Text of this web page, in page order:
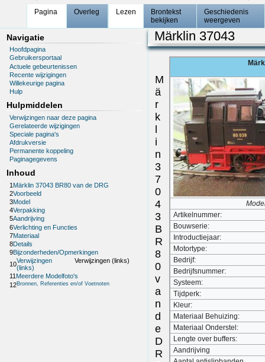
Pagina
Overleg Lezen
Brontekst
bekijken
Geschiedenis
weergeven
Navigatie
Hoofdpagina
Gebruikersportaal
Actuele gebeurtenissen
Recente wijzigingen
Willekeurige pagina
Hulp
Hulpmiddelen
Verwijzingen naar deze pagina
Gerelateerde wijzigingen
Speciale pagina's
Afdrukversie
Permanente koppeling
Paginagegevens
Inhoud
1 Märklin 37043 BR80 van de DRG
2Voorbeeld
3Model
4Verpakking
5Aandrijving
6Verlichting en Functies
7Materiaal
8Details
9Bijzonderheden/Opmerkingen
10Verwijzingen
(links)
Verwijzingen (links)
11Meerdere Modelfoto's
12Bronnen, Referenties en/of Voetnoten
Märklin 37043
Artikelnummer:
Bouwserie:
Introductiejaar:
Motortype:
Bedrijf:
Bedrijfsnummer:
Systeem:
Tijdperk:
Kleur:
Materiaal Behuizing:
Materiaal Onderstel:
Lengte over buffers:
Aandrijving
M
ä
r
k
l
i
n
3
7
0
4
3
B
R
8
0
v
a
n
d
e
D
R